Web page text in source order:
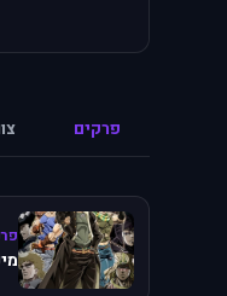
פרקים